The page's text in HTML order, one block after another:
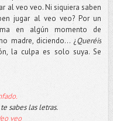
al veo veo. Ni siquiera saben
jugar al veo veo? Por un
en algún momento de
madre, diciendo… ¿Queréis
la culpa es solo suya. Se
sabes las letras.
veo